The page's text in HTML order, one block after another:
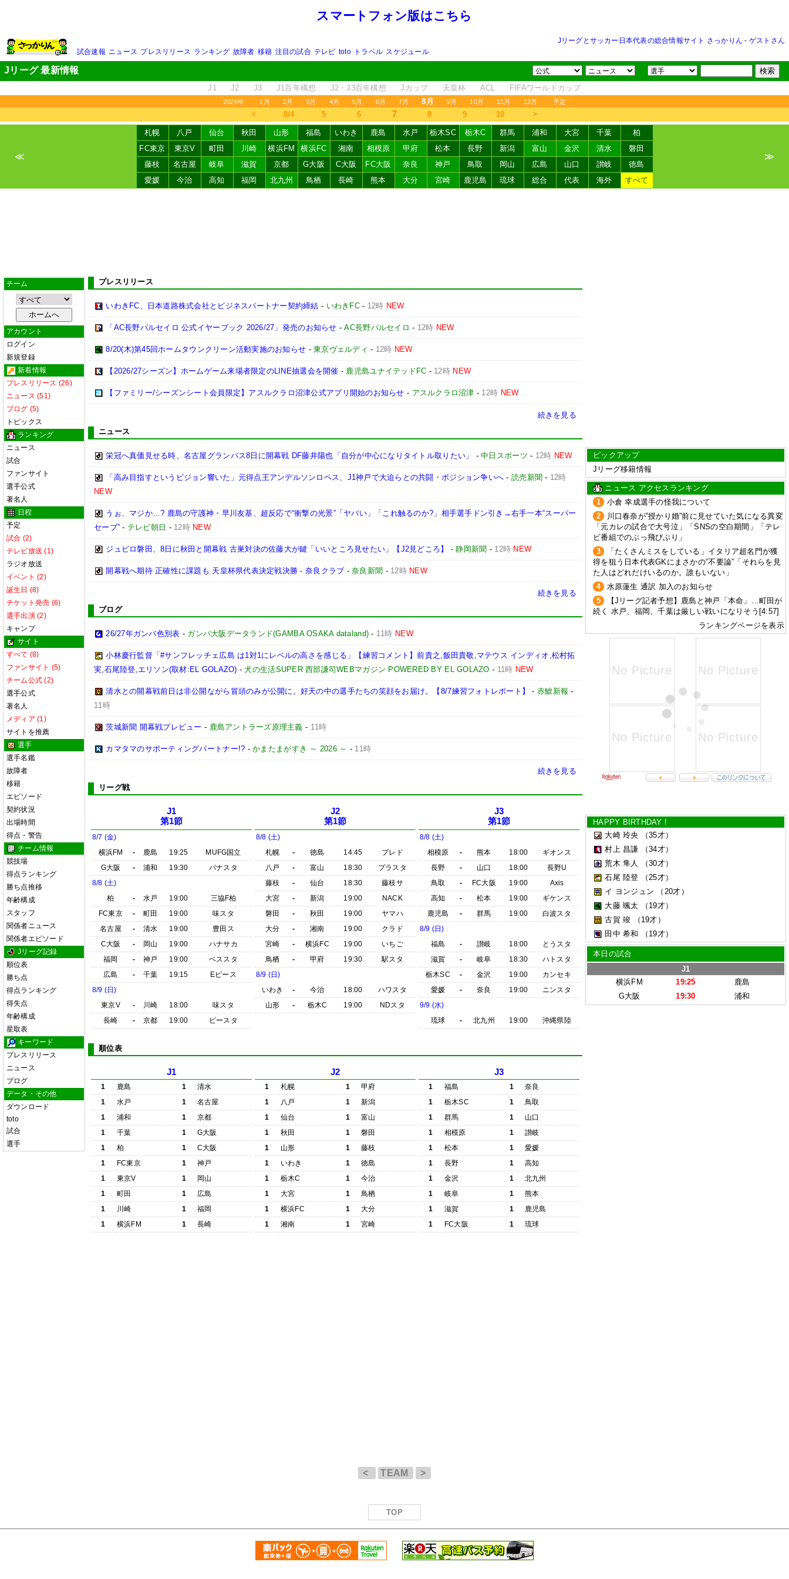
スマートフォン版はこちら
Jリーグとサッカー日本代表の総合情報サイト さっかりん - ゲストさん
試合速報 ニュース プレスリリース ランキング 故障者 移籍 注目の試合 テレビ toto トラベル スケジュール
Jリーグ 最新情報
J1 J2 J3 J1百年構想 J2・J3百年構想 Jカップ 天皇杯 ACL FIFAワールドカップ
2026年 1月 2月 3月 4月 5月 6月 7月 8月 9月 10月 11月 12月 予定
＜ 8/4 5 6 7 8 9 10 ＞
≪
札幌 八戸 仙台 秋田 山形 福島 いわき 鹿島 水戸 栃木SC 栃木C 群馬 浦和 大宮 千葉
柏
FC東京
東京V 町田 川崎 横浜FM 横浜FC 湘南 相模原 甲府 松本 長野 新潟 富山 金沢 清水
磐田
藤枝
名古屋 岐阜 滋賀 京都 G大阪 C大阪 FC大阪 奈良 神戸 鳥取 岡山 広島 山口 讃岐
徳島
愛媛
今治 高知 福岡 北九州 鳥栖 長崎 熊本 大分 宮崎 鹿児島 琉球 総合 代表 海外 すべて
≫
チーム
アカウント
ログイン
新規登録
新着情報
プレスリリース (26)
ニュース (51)
ブログ (5)
トピックス
ランキング
ニュース
試合
ファンサイト
選手公式
著名人
日程
予定
試合 (2)
テレビ放送 (1)
ラジオ放送
イベント (2)
誕生日 (8)
チケット発売 (6)
選手出演 (2)
キャンプ
サイト
すべて (8)
ファンサイト (5)
チーム公式 (2)
選手公式
著名人
メディア (1)
サイトを推薦
選手
選手名鑑
故障者
移籍
エピソード
契約状況
出場時間
得点・警告
チーム情報
競技場
得点ランキング
勝ち点推移
年齢構成
スタッフ
関係者ニュース
関係者エピソード
Jリーグ記録
順位表
勝ち点
得点ランキング
得失点
年齢構成
星取表
キーワード
プレスリリース
ニュース
ブログ
データ・その他
ダウンロード
toto
試合
選手
プレスリリース
いわきFC、日本道路株式会社とビジネスパートナー契約締結 - いわきFC- 12時 NEW
「AC長野パルセイロ 公式イヤーブック 2026/27」発売のお知らせ -AC長野パルセイロ - 12時 NEW
8/20(木)第45回ホームタウンクリーン活動実施のお知らせ -東京ヴェルディ - 12時 NEW
【2026/27シーズン】ホームゲーム来場者限定のLINE抽選会を開催 - 鹿児島ユナイテッドFC - 12時 NEW
【ファミリー/シーズンシート会員限定】アスルクラロ沼津公式アプリ開始のお知らせ - アスルクラロ沼津 - 12時 NEW
続きを見る
ニュース
栄冠へ真価見せる時、名古屋グランパス8日に開幕戦 DF藤井陽也「自分が中心になりタイトル取りたい」 -中日スポーツ - 12時 NEW
「高み目指すというビジョン響いた」元得点王アンデルソンロペス、J1神戸で大迫らとの共闘・ポジション争いへ - 読売新聞 - 12時
NEW
うぉ、マジか…? 鹿島の守護神・早川友基、超反応で“衝撃の光景”「ヤバい」「これ触るのか?」相手選手ドン引き→右手一本“スーパー
セーブ” - テレビ朝日 - 12時 NEW
ジュビロ磐田、8日に秋田と開幕戦 古巣対決の佐藤大が鍵「いいところ見せたい」【J2見どころ】 -静岡新聞 - 12時 NEW
開幕戦へ期待 正確性に課題も 天皇杯県代表決定戦決勝 - 奈良クラブ -奈良新聞 - 12時 NEW
続きを見る
ブログ
26/27年ガンバ色別表 - ガンバ大阪データランド(GAMBA OSAKA dataland) - 11時 NEW
小林慶行監督「#サンフレッチェ広島 は1対1にレベルの高さを感じる」【練習コメント】前貴之,飯田貴敬,マテウス インディオ,松村拓
実,石尾陸登,エリソン(取材:EL GOLAZO) -犬の生活SUPER 西部謙司WEBマガジン POWERED BY EL GOLAZO - 11時 NEW
清水との開幕戦前日は非公開ながら冒頭のみが公開に。好天の中の選手たちの笑顔をお届け。【8/7練習フォトレポート】 -赤鯱新報 -
11時
茨城新聞 開幕戦プレビュー - 鹿島アントラーズ原理主義 - 11時
カマタマのサポーティングパートナー!? -かまたまがすき ～ 2026 ～ - 11時
続きを見る
リーグ戦
J1
第1節
8/7 (金)
横浜FM
- 鹿島 19:25
MUFG国立
G大阪
- 浦和 19:30
パナスタ
8/8 (土)
柏
- 水戸 19:00
三協F柏
FC東京
- 町田 19:00
味スタ
名古屋
- 清水 19:00
豊田ス
C大阪
- 岡山 19:00
ハナサカ
福岡
- 神戸 19:00
ベススタ
広島
- 千葉 19:15
Eピース
8/9 (日)
東京V
- 川崎 18:00
味スタ
長崎
- 京都 19:00 ピースタ
J2
第1節
8/8 (土)
札幌
- 徳島 14:45
プレド
八戸
- 富山 18:30
プラスタ
藤枝
- 仙台 18:30
藤枝サ
大宮
- 新潟 19:00
NACK
磐田
- 秋田 19:00
ヤマハ
大分
- 湘南 19:00
クラド
宮崎
- 横浜FC 19:00
いちご
鳥栖
- 甲府 19:30
駅スタ
8/9 (日)
いわき
- 今治 18:00
ハワスタ
山形
- 栃木C 19:00 NDスタ
J3
第1節
8/8 (土)
相模原
- 熊本 18:00
ギオンス
長野
- 山口 18:00
長野U
鳥取
- FC大阪 19:00
Axis
高知
- 松本 19:00
ギケンス
鹿児島
- 群馬 19:00
白波スタ
8/9 (日)
福島
- 讃岐 18:00
とうスタ
滋賀
- 岐阜 18:30
ハトスタ
栃木SC
- 金沢 19:00
カンセキ
愛媛
- 奈良 19:00
ニンスタ
9/9 (水)
琉球
- 北九州 19:00 沖縄県陸
順位表
J1
1 鹿島 1
清水
1
水戸 1
名古屋
1
浦和 1
京都
1
千葉 1
G大阪
1
柏 1
C大阪
1
FC東京 1
神戸
1
東京V 1
岡山
1
町田 1
広島
1
川崎 1
福岡
1
横浜FM 1 長崎
J2
1 札幌 1
甲府
1
八戸 1
新潟
1
仙台 1
富山
1
秋田 1
磐田
1
山形 1
藤枝
1
いわき 1
徳島
1
栃木C 1
今治
1
大宮 1
鳥栖
1
横浜FC 1
大分
1
湘南 1 宮崎
J3
1 福島 1
奈良
1
栃木SC 1
鳥取
1
群馬 1
山口
1
相模原 1
讃岐
1
松本 1
愛媛
1
長野 1
高知
1
金沢 1
北九州
1
岐阜 1
熊本
1
滋賀 1
鹿児島
1
FC大阪 1 琉球
ピックアップ
Jリーグ移籍情報
ニュース アクセスランキング
1
小倉 幸成選手の怪我について
2
川口春奈が”授かり婚”前に見せていた気になる異変
「元カレの試合で大号泣」「SNSの空白期間」「テレ
ビ番組でのぶっ飛びぶり」
3
「たくさんミスをしている」イタリア超名門が獲
得を狙う日本代表GKにまさかの“不要論”「それらを見
た人はどれだけいるのか。誰もいない」
4
水原蓮生 通訳 加入のお知らせ
5
【Jリーグ記者予想】鹿島と神戸「本命」…町田が
続く 水戸、福岡、千葉は厳しい戦いになりそう[4:57]
ランキングページを表示
HAPPY BIRTHDAY !
大崎 玲央
（35才）
村上 昌謙
（34才）
荒木 隼人
（30才）
石尾 陸登
（25才）
イ ヨンジュン
（20才）
大藤 颯太
（19才）
古賀 竣
（19才）
田中 希和
（19才）
本日の試合
J1
横浜FM
19:25
鹿島
G大阪
19:30 浦和
< TEAM >
TOP